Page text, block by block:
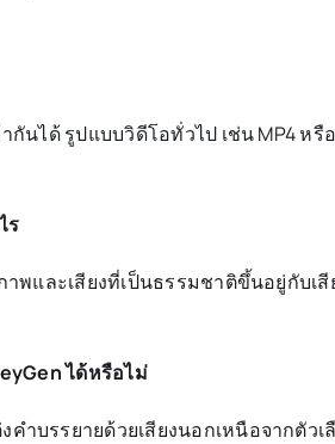
นได้ รูปแบบวิดีโอทั่วไป เช่น MP4 หรื
ร
และเสียงที่เป็นธรรมชาติขึ้นอยู่กับเ
ได้หรือไม่
บรรยายด้วยเสียงนอกเหนือจากตัว